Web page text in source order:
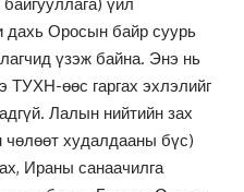
дахь Оросын байр суурь
үзэж байна. Энэ нь
ТУХН-өөс гаргах эхлэлийг
Лалын нийтийн зах
чөлөөт худалдааны бүс)
Ираны санаачилга